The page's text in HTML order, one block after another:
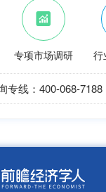
专项市场调研 行
专线：400-068-7188